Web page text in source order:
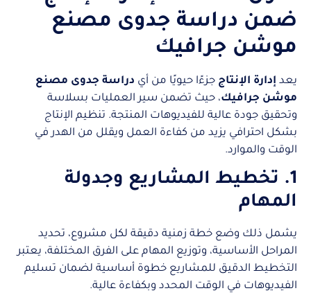
ضمن دراسة جدوى مصنع
موشن جرافيك
يعد إدارة الإنتاج جزءًا حيويًا من أي دراسة جدوى مصنع
موشن جرافيك، حيث تضمن سير العمليات بسلاسة
وتحقيق جودة عالية للفيديوهات المنتجة. تنظيم الإنتاج
بشكل احترافي يزيد من كفاءة العمل ويقلل من الهدر في
الوقت والموارد.
1. تخطيط المشاريع وجدولة
المهام
يشمل ذلك وضع خطة زمنية دقيقة لكل مشروع، تحديد
المراحل الأساسية، وتوزيع المهام على الفرق المختلفة، يعتبر
التخطيط الدقيق للمشاريع خطوة أساسية لضمان تسليم
الفيديوهات في الوقت المحدد وبكفاءة عالية.